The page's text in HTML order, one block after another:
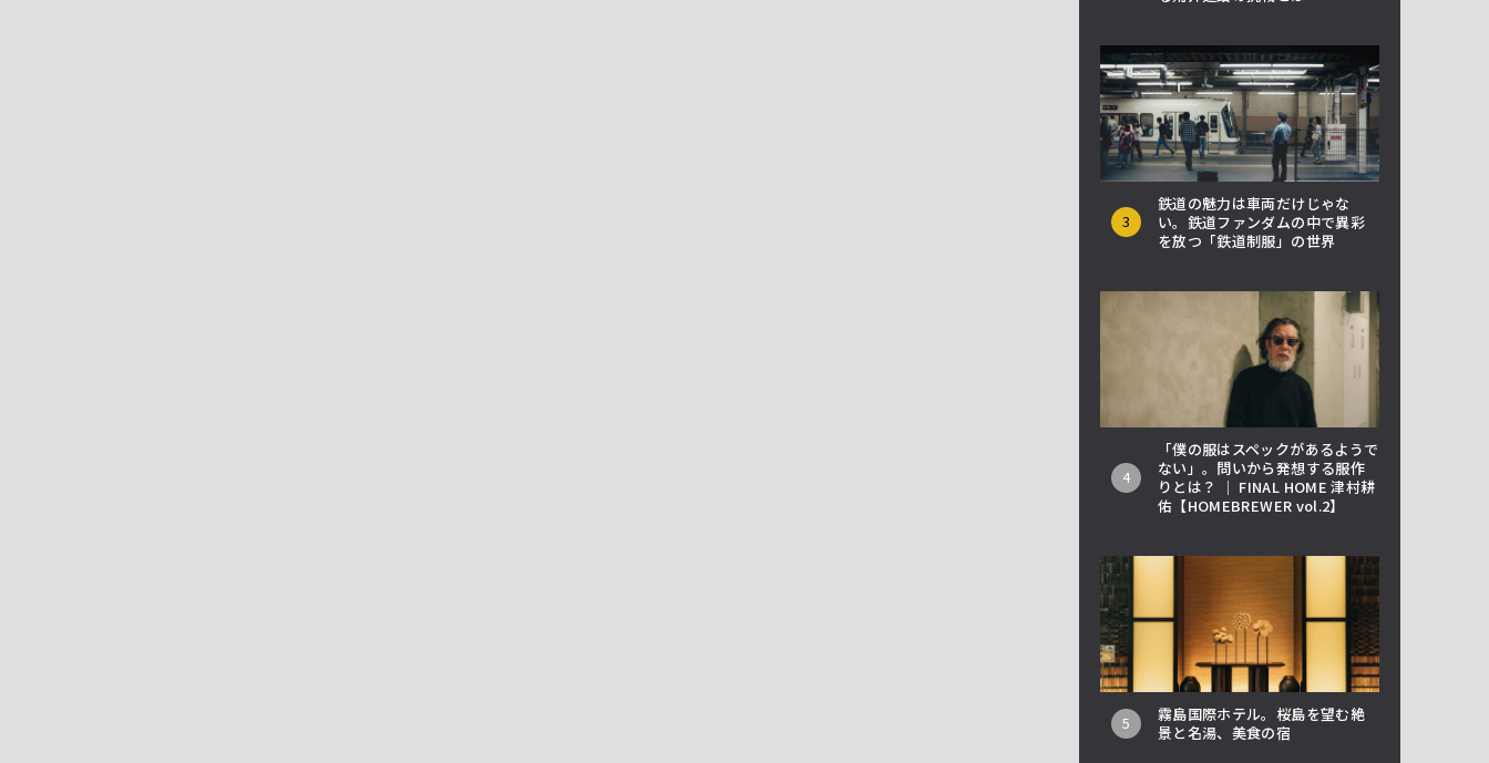
3
鉄道の魅力は車両だけじゃな
い。鉄道ファンダムの中で異彩
を放つ「鉄道制服」の世界
4
「僕の服はスペックがあるようで
ない」。問いから発想する服作
りとは？ │ FINAL HOME 津村耕
佑【HOMEBREWER vol.2】
5
霧島国際ホテル。桜島を望む絶
景と名湯、美食の宿